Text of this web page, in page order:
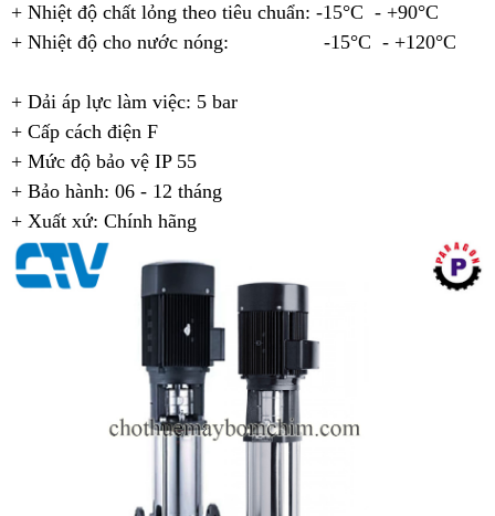
+ Nhiệt độ chất lỏng theo tiêu chuẩn: -15°C - +90°C
+ Nhiệt độ cho nước nóng: -15°C - +120°C
+ Dải áp lực làm việc: 5 bar
+ Cấp cách điện F
+ Mức độ bảo vệ IP 55
+ Bảo hành: 06 - 12 tháng
+ Xuất xứ: Chính hãng